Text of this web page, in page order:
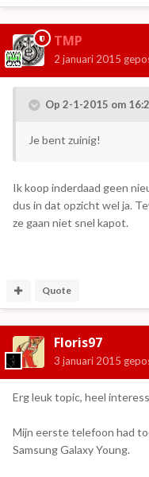
TMP
2 januari 2015
Op 2-1-2015 om
Je bent zuinig!
Ik koop inderdaad geen
dus in dat opzicht wel ja.
ze gaan niet snel kapot.
Quote
Floris97
3 januari 2015
Erg leuk topic, heel
Mijn eerste telefoon had
Samsung Galaxy Young.